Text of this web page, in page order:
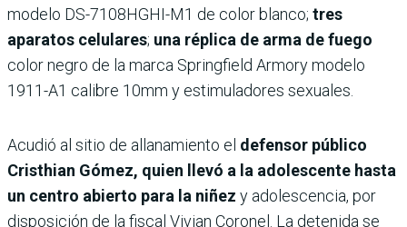
modelo DS-7108HGHI-M1 de color blanco; tres
aparatos celulares; una réplica de arma de fuego
color negro de la marca Springfield Armory modelo
1911-A1 calibre 10mm y estimuladores sexuales.
Acudió al sitio de allanamiento el defensor público
Cristhian Gómez, quien llevó a la adolescente hasta
un centro abierto para la niñez y adolescencia, por
disposición de la fiscal Vivian Coronel. La detenida se